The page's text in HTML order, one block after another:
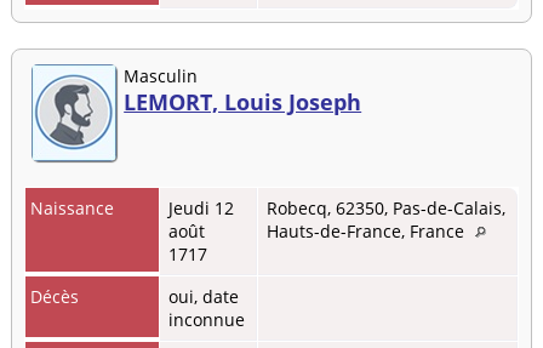
Masculin
LEMORT, Louis Joseph
Naissance
Jeudi 12
août
1717
Robecq, 62350, Pas-de-Calais,
Hauts-de-France, France
Décès
oui, date
inconnue